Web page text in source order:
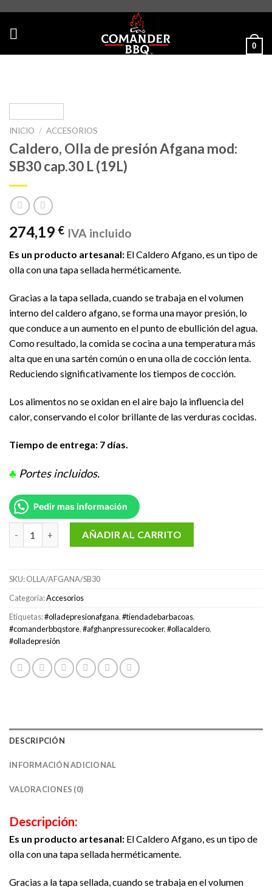
content
0
INICIO / ACCESORIOS
Caldero, Olla de presión Afgana mod:
SB30 cap.30 L (19L)
274,19 € IVA incluido
Es un producto artesanal: El Caldero Afgano, es un tipo de
olla con una tapa sellada herméticamente.
Gracias a la tapa sellada, cuando se trabaja en el volumen
interno del caldero afgano, se forma una mayor presión, lo
que conduce a un aumento en el punto de ebullición del agua.
Como resultado, la comida se cocina a una temperatura más
alta que en una sartén común o en una olla de cocción lenta.
Reduciendo significativamente los tiempos de cocción.
Los alimentos no se oxidan en el aire bajo la influencia del
calor, conservando el color brillante de las verduras cocidas.
Tiempo de entrega: 7 días.
♣ Portes incluidos.
Pedir mas información
Caldero, Olla de presión Afgana mod: SB30 cap.30 L (19L)
AÑADIR AL CARRITO
SKU:OLLA/AFGANA/SB30
Categoría:Accesorios
Etiquetas:#olladepresionafgana,#tiendadebarbacoas,
#comanderbbqstore,#afghanpressurecooker,#ollacaldero,
#olladepresión
DESCRIPCIÓN
INFORMACIÓN ADICIONAL
VALORACIONES (0)
Descripción:
Es un producto artesanal: El Caldero Afgano, es un tipo de
olla con una tapa sellada herméticamente.
Gracias a la tapa sellada, cuando se trabaja en el volumen